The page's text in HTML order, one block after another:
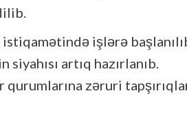
işlərə
artıq hazırlanıb.
zəruri